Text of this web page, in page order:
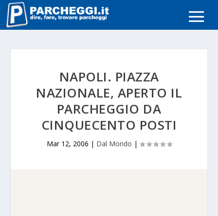
NAPOLI. PIAZZA
NAZIONALE, APERTO IL
PARCHEGGIO DA
CINQUECENTO POSTI
Mar 12, 2006 | Dal Mondo |